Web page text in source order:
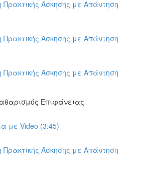
Πρακτικής Άσκησης με Απάντηση
Πρακτικής Άσκησης με Απάντηση
Πρακτικής Άσκησης με Απάντηση
Επιφάνειας
με Video (3:45)
Πρακτικής Άσκησης με Απάντηση